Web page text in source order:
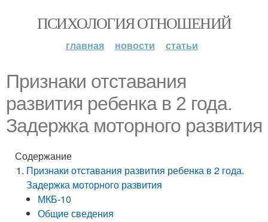
ПСИХОЛОГИЯ ОТНОШЕНИЙ
главная новости статьи
Признаки отставания
развития ребенка в 2 года.
Задержка моторного развития
Содержание
Признаки отставания развития ребенка в 2 года.
Задержка моторного развития
МКБ-10
Общие сведения